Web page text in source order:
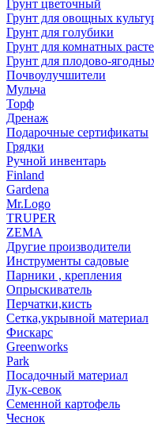
Грунт цветочный
Грунт для овощных
Грунт для голубики
Грунт для комнатных
Грунт для плодово-
Почвоулучшители
Мульча
Торф
Дренаж
Подарочные сертификаты
Грядки
Ручной инвентарь
Finland
Gardena
Mr.Logo
TRUPER
ZEMA
Другие производители
Инструменты садовые
Парники , крепления
Опрыскиватель
Перчатки,кисть
Сетка,укрывной материал
Фискарс
Greenworks
Park
Посадочный материал
Лук-севок
Семенной картофель
Чеснок